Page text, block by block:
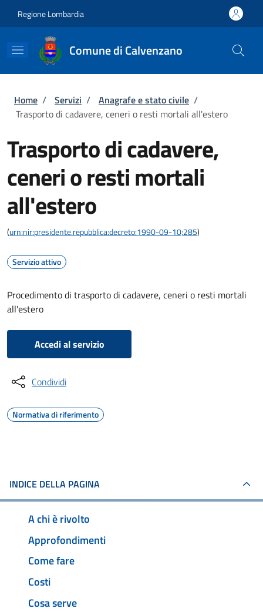
Regione Lombardia
Comune di Calvenzano
Briciole di pane
Home / Servizi / Anagrafe e stato civile /
Trasporto di cadavere, ceneri o resti mortali all'estero
Trasporto di cadavere,
ceneri o resti mortali
all'estero
(urn:nir:presidente.repubblica:decreto:1990-09-10;285)
Servizio attivo
Procedimento di trasporto di cadavere, ceneri o resti mortali
all'estero
Accedi al servizio
Condividi
Normativa di riferimento
INDICE DELLA PAGINA
A chi è rivolto
Approfondimenti
Come fare
Costi
Cosa serve